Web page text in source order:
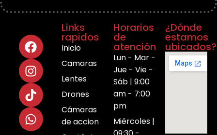
Links
rapidos
Inicio
Camaras
Lentes
Drones
Cámaras
de accion
Horarios
de
atención
Lun - Mar -
Jue - Vie -
Sáb | 9:00
am - 7:00
pm
Miércoles |
¿Dónde
estamos
ubicados?